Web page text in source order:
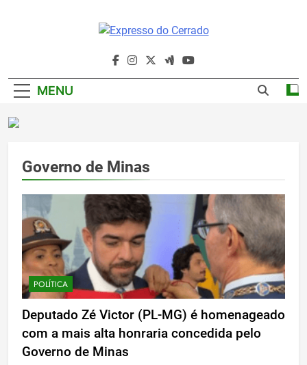
Expresso Do
Cerrado
MENU
Governo de Minas
POLÍTICA
Deputado Zé Victor (PL-MG) é homenageado
com a mais alta honraria concedida pelo
Governo de Minas